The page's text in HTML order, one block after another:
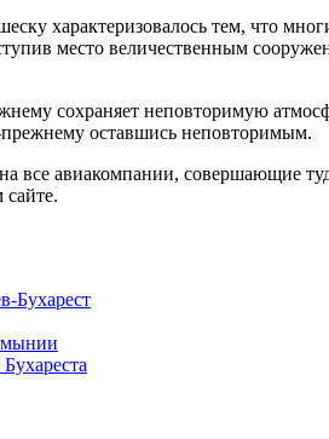
характеризовалось тем, что
место величественным
сохраняет неповторимую
оставшись неповторимым.
все авиакомпании, совершающие
Бухарест